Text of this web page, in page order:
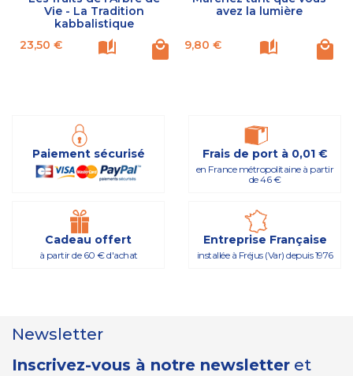
Vie - La Tradition
kabbalistique
Prix
23,50 €
avez la lumière
Prix
9,80 €
Paiement sécurisé Frais de port à 0,01 €
en France métropolitaine à partir
de 46 €
Cadeau offert
à partir de 60 € d'achat
Entreprise Française
installée à Fréjus (Var) depuis 1976
Newsletter
Inscrivez-vous à notre newsletter et